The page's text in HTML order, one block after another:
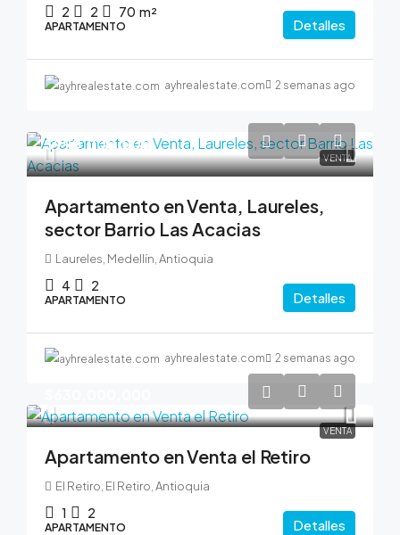
2 2 70 m²
APARTAMENTO Detalles
ayhrealestate.com 2 semanas ago
VENTA
$990,000,000
Apartamento en Venta, Laureles,
sector Barrio Las Acacias
Laureles, Medellín, Antioquia
4 2
APARTAMENTO Detalles
ayhrealestate.com 2 semanas ago
VENTA
Apartamento en Venta el Retiro
El Retiro, El Retiro, Antioquia
1 2
APARTAMENTO Detalles